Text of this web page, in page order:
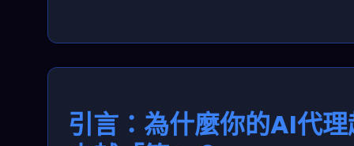
引言：為什麼你的AI代